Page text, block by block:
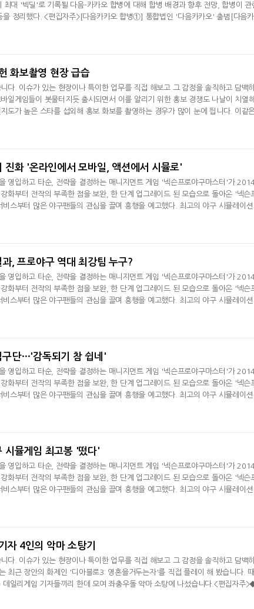
최대 '빅딜'로 기록될 다음-카카오 합병에 대해 합병 배경과 향후 전망, 합병이 관
을 정리했다. <편집자주>[다음카카오 합병①] 통합법인 '다음카카오' 출범[다음
화보촬영 현장 급습
다. 이슈가 있는 현장이나 특이한 업무를 직접 해보고 그 감정을 솔직하고 담백
일게임들이 봇물터지듯 출시되면서 이를 알리기 위한 홍보 경쟁도 나날이 치열해
도가 높은 스타를 섭외해 홍보 화보를 촬영하는 경우가 많이 눈에 띕니다. 이같
진화 '온라인에서 모바일, 액션에서 시뮬로'
영입하고 타순, 전략을 결정하는 매니지먼트 게임 '넥슨프로야구마스터'가
화부터 전작의 부족한 점을 보완, 한 단계 업그레이드 된 모습으로 돌아온 '넥슨
스부터 많은 야구팬들의 관심을 끌며 흥행을 예고했다. 최고의 야구 시뮬레이션
, 프로야구 역대 최강팀 누구?
영입하고 타순, 전략을 결정하는 매니지먼트 게임 '넥슨프로야구마스터'가
화부터 전작의 부족한 점을 보완, 한 단계 업그레이드 된 모습으로 돌아온 '넥슨
스부터 많은 야구팬들의 관심을 끌며 흥행을 예고했다. 최고의 야구 시뮬레이션
구단…'감독되기 참 쉽네'
영입하고 타순, 전략을 결정하는 매니지먼트 게임 '넥슨프로야구마스터'가
화부터 전작의 부족한 점을 보완, 한 단계 업그레이드 된 모습으로 돌아온 '넥슨
스부터 많은 야구팬들의 관심을 끌며 흥행을 예고했다. 최고의 야구 시뮬레이션
시뮬게임 최고봉 '떴다'
영입하고 타순, 전략을 결정하는 매니지먼트 게임 '넥슨프로야구마스터'가
화부터 전작의 부족한 점을 보완, 한 단계 업그레이드 된 모습으로 돌아온 '넥슨
스부터 많은 야구팬들의 관심을 끌며 흥행을 예고했다. 최고의 야구 시뮬레이션
자 4인의 악마 소탕기
다. 이슈가 있는 현장이나 특이한 업무를 직접 해보고 그 감정을 솔직하고 담백
최근 장안의 화제인 '디아블로3: 영혼을거두는자'를 직접 플레이 해 봤습니다.
일리게임 기자들끼리 한데 모여 좌충우돌 악마 소탕에 나섰습니다.<편집자주
달리고 헌혈하고…'블루아
카카오게임즈, 내